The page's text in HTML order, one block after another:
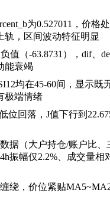
为0.527011，价格
轨，区间波动特征明显
值（-63.8731），dif、
能衰竭
均在45-60间，显示既
极端情绪
位回落，J值下行到
据（大户持仓/账户比、
振幅仅2.2%、成交量相
绕，价位紧贴